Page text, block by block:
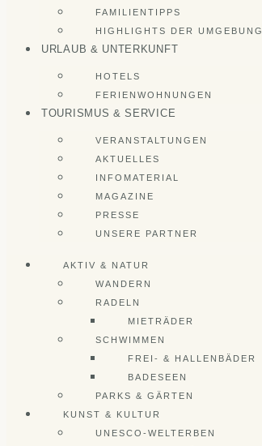
FAMILIENTIPPS
HIGHLIGHTS DER UMGEBUNG
URLAUB & UNTERKUNFT
HOTELS
FERIENWOHNUNGEN
TOURISMUS & SERVICE
VERANSTALTUNGEN
AKTUELLES
INFOMATERIAL
MAGAZINE
PRESSE
UNSERE PARTNER
AKTIV & NATUR
WANDERN
RADELN
MIETRÄDER
SCHWIMMEN
FREI- & HALLENBÄDER
BADESEEN
PARKS & GÄRTEN
KUNST & KULTUR
UNESCO-WELTERBEN